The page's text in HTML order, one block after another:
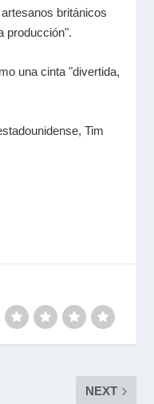
británicos
producción".
una cinta "divertida,
Tim
NEXT